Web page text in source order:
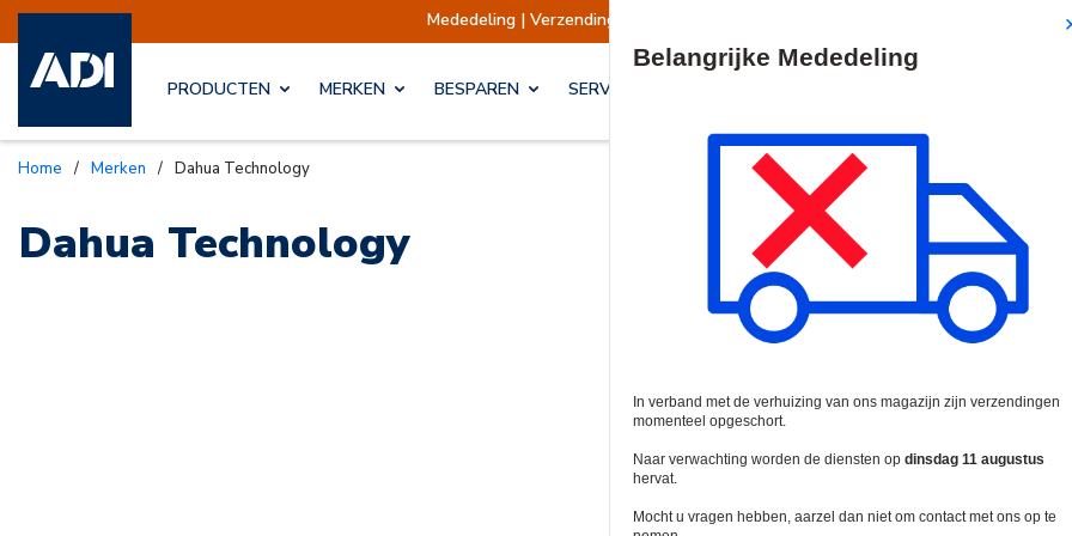
Mededeling | Verzendingen opgeschort Verzendingen
PRODUCTEN MERKEN BESPAREN SERVICES & OPLOSSINGEN
Home / Merken / Dahua Technology
Dahua Technology